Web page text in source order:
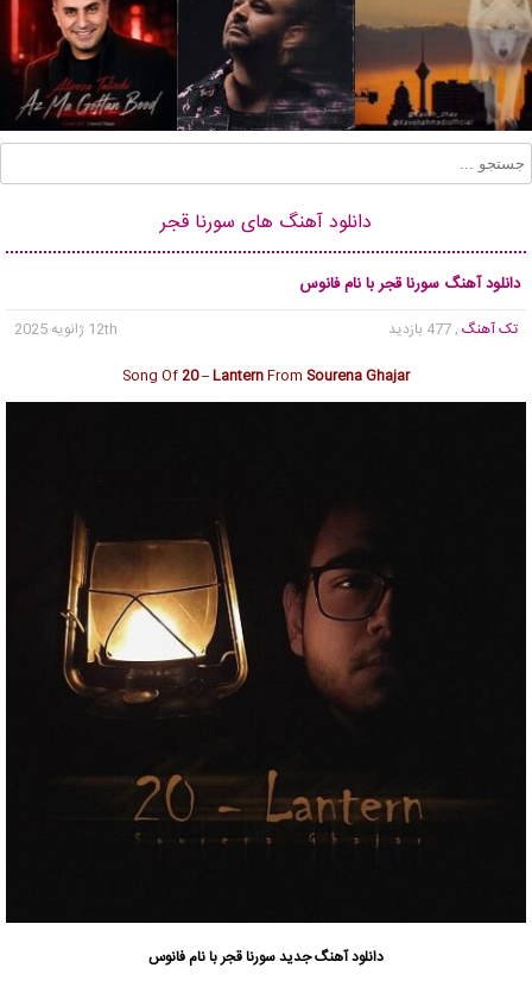
دانلود آهنگ های سورنا قجر
دانلود آهنگ سورنا قجر با نام فانوس
تک آهنگ , 477 بازدید
12th ژانویه 2025
Song Of20 – LanternFrom Sourena Ghajar
دانلود آهنگ جدیدسورنا قجربا نام فانوس